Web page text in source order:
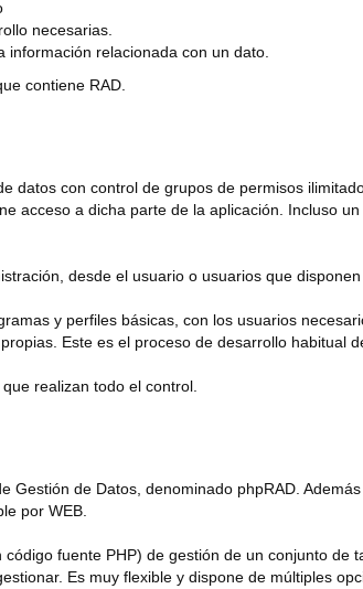
necesarias.
relacionada con un dato.
contiene RAD.
datos con control de grupos de permisos
acceso a dicha parte de la aplicación. Incluso
desde el usuario o usuarios que
y perfiles básicas, con los usuarios
Este es el proceso de desarrollo habitual
realizan todo el control.
Gestión de Datos, denominado phpRAD.
por WEB.
fuente PHP) de gestión de un conjunto
Es muy flexible y dispone de múltiples